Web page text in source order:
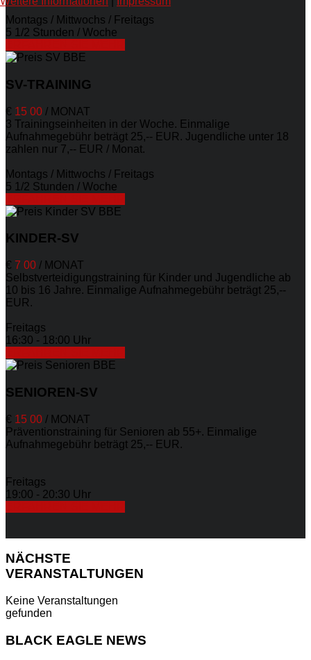
Montags / Mittwochs / Freitags
5 1/2 Stunden / Woche
SV-TRAINING
€ 15 00 / MONAT
3 Trainingseinheiten in der Woche. Einmalige
Aufnahmegebühr beträgt 25,-- EUR. Jugendliche unter 18
zahlen nur 7,-- EUR / Monat.
Montags / Mittwochs / Freitags
5 1/2 Stunden / Woche
KINDER-SV
€ 7 00 / MONAT
Selbstverteidigungstraining für Kinder und Jugendliche ab
10 bis 16 Jahre. Einmalige Aufnahmegebühr beträgt 25,--
EUR.
Freitags
16:30 - 18:00 Uhr
SENIOREN-SV
€ 15 00 / MONAT
Präventionstraining für Senioren ab 55+. Einmalige
Aufnahmegebühr beträgt 25,-- EUR.
Freitags
19:00 - 20:30 Uhr
NÄCHSTE
VERANSTALTUNGEN
Keine Veranstaltungen
gefunden
BLACK EAGLE NEWS